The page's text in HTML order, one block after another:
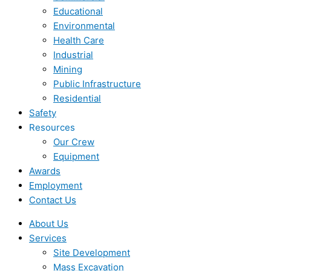
Educational
Environmental
Health Care
Industrial
Mining
Public Infrastructure
Residential
Safety
Resources
Our Crew
Equipment
Awards
Employment
Contact Us
About Us
Services
Site Development
Mass Excavation